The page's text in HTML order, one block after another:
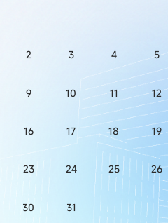
2 3 4 5
9 10 11 12
16 17 18 19
23 24 25 26
30 31